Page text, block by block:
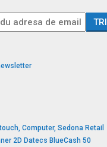
Computer, Sedona Retail
2D Datecs BlueCash 50